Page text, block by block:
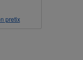
pretix